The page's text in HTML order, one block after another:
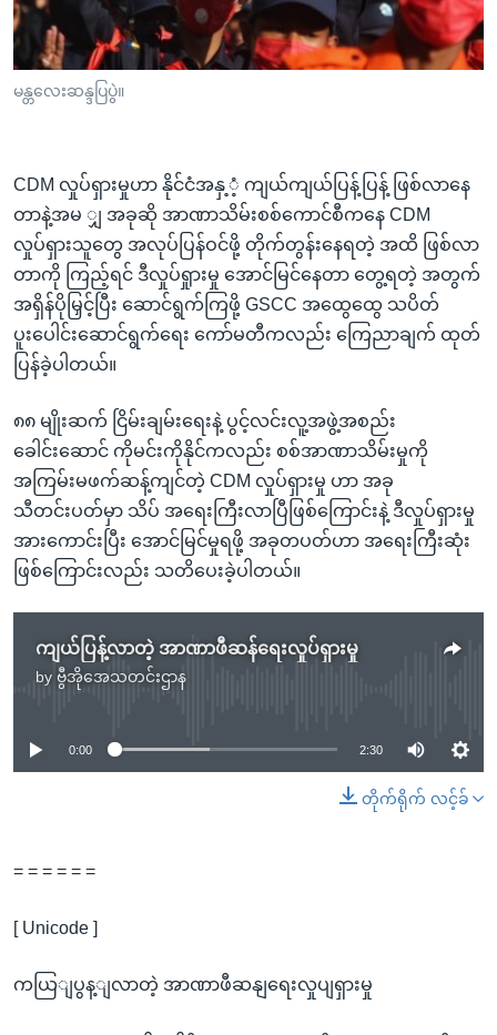
မန္တလေးဆန္ဒပြပွဲ။
CDM လှုပ်ရှားမှုဟာ နိုင်ငံအနှ့ံ့ ကျယ်ကျယ်ပြန့်ပြန့် ဖြစ်လာနေ
တာနဲ့အမ ျှ အခုဆို အာဏာသိမ်းစစ်ကောင်စီကနေ CDM
လှုပ်ရှားသူတွေ အလုပ်ပြန်ဝင်ဖို့ တိုက်တွန်းနေရတဲ့ အထိ ဖြစ်လာ
တာကို ကြည့်ရင် ဒီလှုပ်ရှုားမှု အောင်မြင်နေတာ တွေ့ရတဲ့ အတွက်
အရှိန်ပိုမြှင့်ပြီး ဆောင်ရွက်ကြဖို့ GSCC အထွေထွေ သပိတ်
ပူးပေါင်းဆောင်ရွက်ရေး ကော်မတီကလည်း ကြေညာချက် ထုတ်
ပြန်ခဲ့ပါတယ်။
၈၈ မျိုးဆက် ငြိမ်းချမ်းရေးနဲ့ ပွင့်လင်းလူ့အဖွဲ့အစည်း
ခေါင်းဆောင် ကိုမင်းကိုနိုင်ကလည်း စစ်အာဏာသိမ်းမှုကို
အကြမ်းမဖက်ဆန့်ကျင်တဲ့ CDM လှုပ်ရှားမှု ဟာ အခု
သီတင်းပတ်မှာ သိပ် အရေးကြီးလာပြီဖြစ်ကြောင်းနဲ့ ဒီလှုပ်ရှားမှု
အားကောင်းပြီး အောင်မြင်မှုရဖို့ အခုတပတ်ဟာ အရေးကြီးဆုံး
ဖြစ်ကြောင်းလည်း သတိပေးခဲ့ပါတယ်။
ကျယ်ပြန့်လာတဲ့ အာဏာဖီဆန်ရေးလှုပ်ရှားမှု
by ဗွီအိုအေသတင်းဌာန
No media source currently available
0:00 2:30
တိုက်ရိုက် လင့်ခ်
= = = = = =
[ Unicode ]
ကယြျပွန့ျလာတဲ့ အာဏာဖီဆနျရေးလှုပျရှားမှု